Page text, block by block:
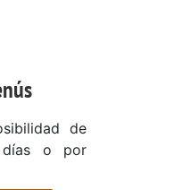
de
o por